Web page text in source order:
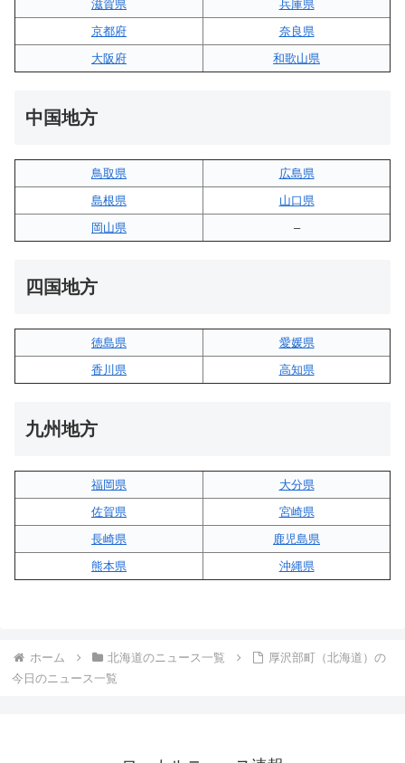
滋賀県
兵庫県
京都府
奈良県
大阪府
和歌山県
中国地方
鳥取県
広島県
島根県
山口県
岡山県
–
四国地方
徳島県
愛媛県
香川県
高知県
九州地方
福岡県
大分県
佐賀県
宮崎県
長崎県
鹿児島県
熊本県
沖縄県
ホーム 北海道のニュース一覧
厚沢部町（北海道）の
今日のニュース一覧